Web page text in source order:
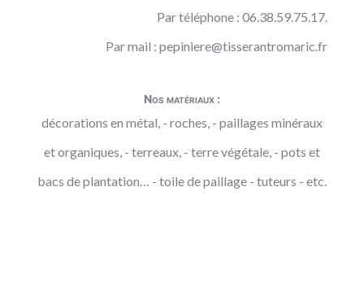
Par téléphone : 06.38.59.75.17.
Par mail :pepiniere@tisserantromaric.fr
Nos matériaux :
décorations en métal, - roches, - paillages minéraux
et organiques, - terreaux, - terre végétale, - pots et
bacs de plantation… - toile de paillage - tuteurs - etc.